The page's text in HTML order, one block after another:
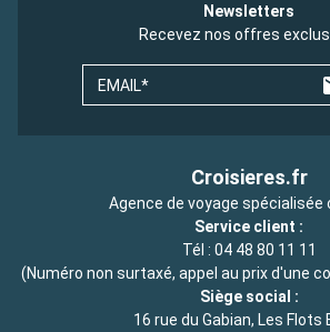
Newsletters
Recevez nos offres
EMAIL*
Croisieres.fr
Agence de voyage spécialisée
Service client :
Tél : 04 48 80 11 11
(Numéro non surtaxé, appel au prix d'une
Siège social :
16 rue du Gabian, Les Flots